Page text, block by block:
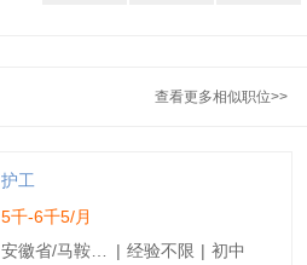
查看更多相似职位>>
护工
5千-6千5/月
| 经验不限 | 初中